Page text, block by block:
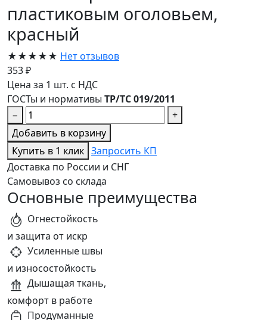
пластиковым оголовьем,
красный
★★★★★ Нет отзывов
353 ₽
Цена за 1 шт. с НДС
ГОСТы и нормативы ТР/ТС 019/2011
−
+
Добавить в корзину
Купить в 1 клик Запросить КП
Доставка по России и СНГ
Самовывоз со склада
Основные преимущества
Огнестойкость
и защита от искр
Усиленные швы
и износостойкость
Дышащая ткань,
комфорт в работе
Продуманные